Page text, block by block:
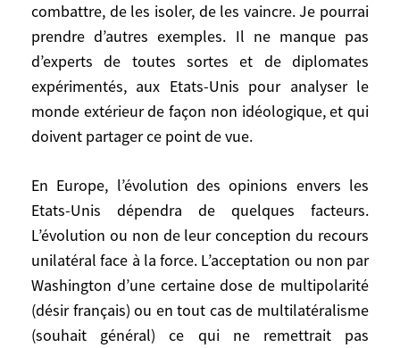
combattre, de les isoler, de les vaincre. Je pourrai
prendre d’autres exemples. Il ne manque pas
d’experts de toutes sortes et de diplomates
expérimentés, aux Etats-Unis pour analyser le
monde extérieur de façon non idéologique, et qui
doivent partager ce point de vue.
En Europe, l’évolution des opinions envers les
Etats-Unis dépendra de quelques facteurs.
L’évolution ou non de leur conception du recours
unilatéral face à la force. L’acceptation ou non par
Washington d’une certaine dose de multipolarité
(désir français) ou en tout cas de multilatéralisme
(souhait général) ce qui ne remettrait pas
Occident-Islam, beaucoup de
commentateurs s’ingénient aujourd’hui en
sens inverse à relativiser l’importance de
cette question dans l’antagonisme entre
ces deux civilisations. Ils ont tort
évidemment. Si les Etats-Unis imposaient
une solution équitable au Proche-Orient.
(S’ils obligeaient les Palestiniens à
abandonner le droit au retour dans l’Israël
d’avant 1967 et à se contenter de moins de
25 % de la Palestine historique pour fonder
un état viable, et les Israéliens à renoncer
à presque toutes les colonies d’après 1967
et au rêve du grand Israël tout en
s’engageant pour la sécurité des deux), ils